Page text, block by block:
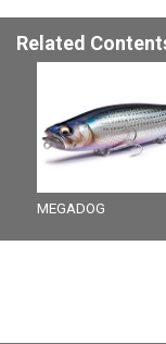
Related
MEGADOG